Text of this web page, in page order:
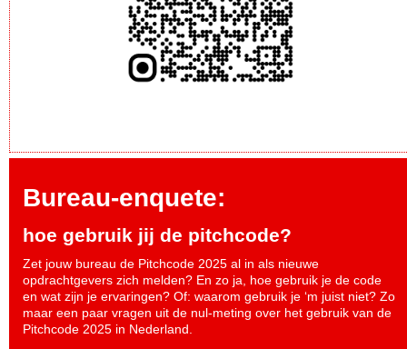
Bureau-enquete:
hoe gebruik jij de pitchcode?
Zet jouw bureau de Pitchcode 2025 al in als nieuwe
opdrachtgevers zich melden? En zo ja, hoe gebruik je de code
en wat zijn je ervaringen? Of: waarom gebruik je ‘m juist niet? Zo
maar een paar vragen uit de nul-meting over het gebruik van de
Pitchcode 2025 in Nederland.